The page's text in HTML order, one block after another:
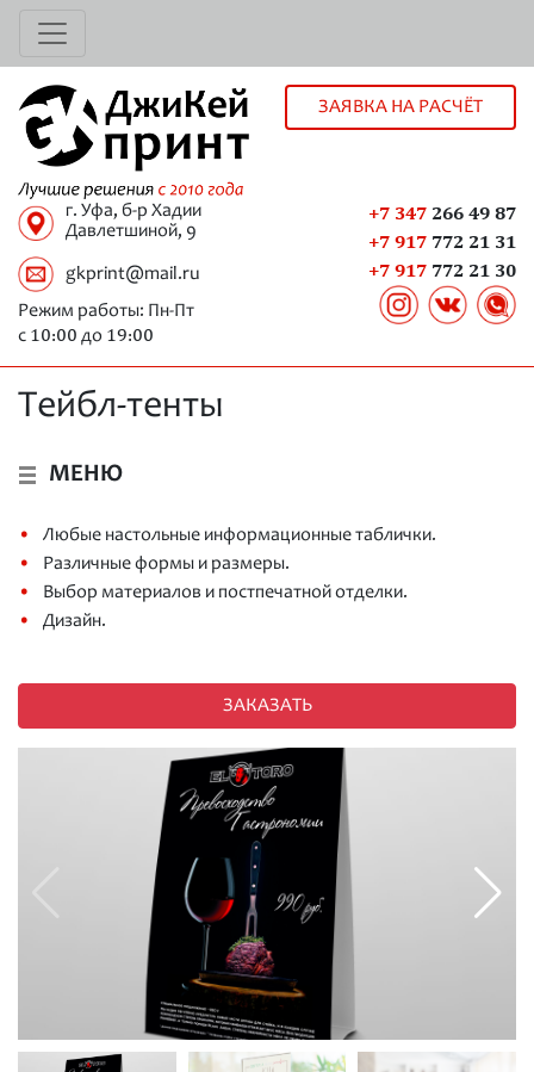
ЗАЯВКА НА РАСЧЁТ
г. Уфа, б-р Хадии
Давлетшиной, 9
gkprint@mail.ru
Режим работы: Пн-Пт
с 10:00 до 19:00
+7 347 266 49 87
+7 917 772 21 31
+7 917 772 21 30
Тейбл-тенты
МЕНЮ
Любые настольные информационные таблички.
Различные формы и размеры.
Выбор материалов и постпечатной отделки.
Дизайн.
ЗАКАЗАТЬ